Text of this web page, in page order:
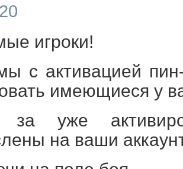
игроки!
с активацией
имеющиеся у
за уже
на ваши